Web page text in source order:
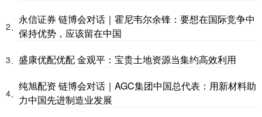
2、
永信证券 链博会对话｜霍尼韦尔余锋：要想在国际竞争中
保持优势，应该留在中国
3、 盛康优配优配 金观平：宝贵土地资源当集约高效利用
4、
纯旭配资 链博会对话｜AGC集团中国总代表：用新材料助
力中国先进制造业发展